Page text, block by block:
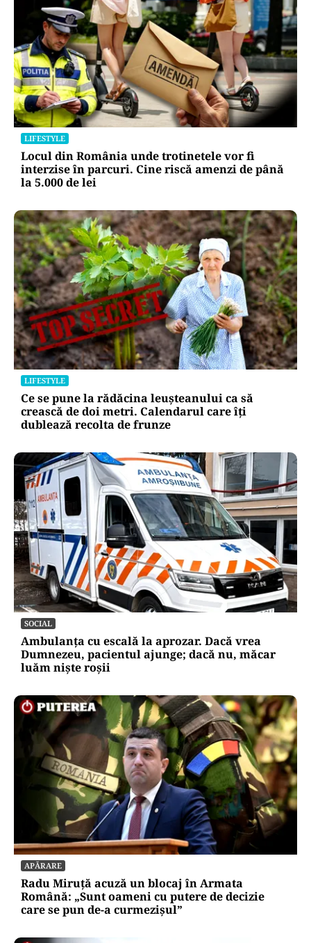
LIFESTYLE
Locul din România unde trotinetele vor fi
interzise în parcuri. Cine riscă amenzi de până
la 5.000 de lei
LIFESTYLE
Ce se pune la rădăcina leușteanului ca să
crească de doi metri. Calendarul care îți
dublează recolta de frunze
SOCIAL
Ambulanța cu escală la aprozar. Dacă vrea
Dumnezeu, pacientul ajunge; dacă nu, măcar
luăm niște roșii
APĂRARE
Radu Miruță acuză un blocaj în Armata
Română: „Sunt oameni cu putere de decizie
care se pun de-a curmezișul”